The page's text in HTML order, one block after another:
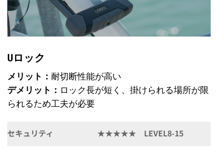
Uロック
メリット： 耐切断性能が高い
デメリット： ロック長が短く、掛けられる場所が限
られるため工夫が必要
セキュリティ ★★★★★ LEVEL8-15